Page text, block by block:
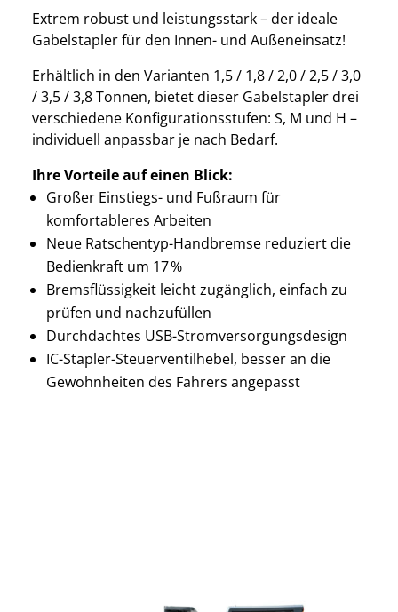
Extrem robust und leistungsstark – der ideale
Gabelstapler für den Innen- und Außeneinsatz!
Erhältlich in den Varianten 1,5 / 1,8 / 2,0 / 2,5 / 3,0
/ 3,5 / 3,8 Tonnen, bietet dieser Gabelstapler drei
verschiedene Konfigurationsstufen: S, M und H –
individuell anpassbar je nach Bedarf.
Ihre Vorteile auf einen Blick:
Großer Einstiegs- und Fußraum für
komfortableres Arbeiten
Neue Ratschentyp-Handbremse reduziert die
Bedienkraft um 17 %
Bremsflüssigkeit leicht zugänglich, einfach zu
prüfen und nachzufüllen
Durchdachtes USB-Stromversorgungsdesign
IC-Stapler-Steuerventilhebel, besser an die
Gewohnheiten des Fahrers angepasst